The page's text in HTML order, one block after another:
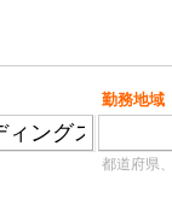
勤務地域
都道府県